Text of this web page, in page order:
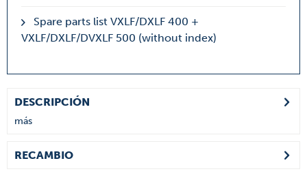
Spare parts list VXLF/DXLF 400 +
VXLF/DXLF/DVXLF 500 (without index)
DESCRIPCIÓN
más
RECAMBIO